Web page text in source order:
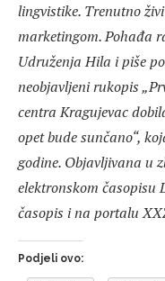
lingvistike. Trenutno
marketingom. Pohađa
Udruženja Hila i piše
neobjavljeni rukopis
centra Kragujevac
opet bude sunčano“,
godine. Objavljivana u
elektronskom časopisu
časopis i na portalu
Podjeli ovo: